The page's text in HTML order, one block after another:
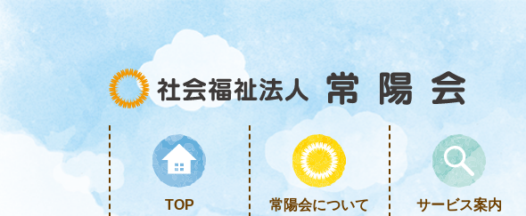
TOP 常陽会について サービス案内